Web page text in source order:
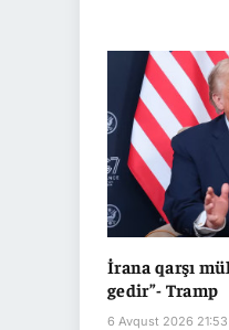
İrana qarşı
gedir”- Tramp
6 Avqust 2026 21:53